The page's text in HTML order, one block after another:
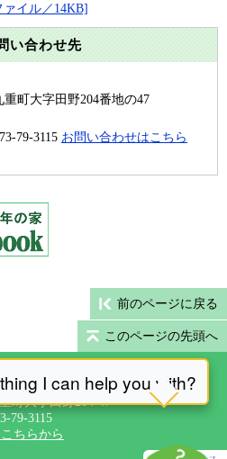
イル／14KB]
い合わせ先
町大字田野204番地の47
79-3115 お問い合わせはこちら
前のページに戻る
このページの先頭へ
の家
町大字田野204-47
79-3115
ちらから